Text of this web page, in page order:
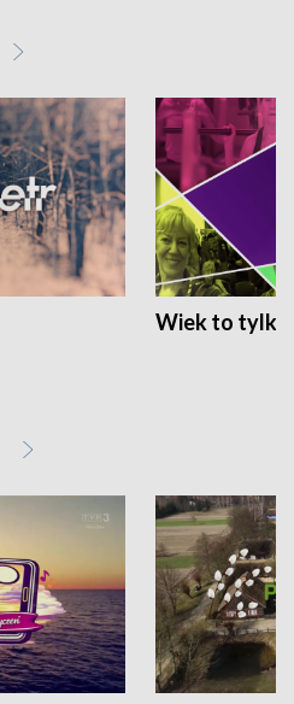
Wiek to tylko